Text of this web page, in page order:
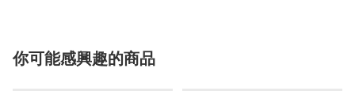
你可能感興趣的商品